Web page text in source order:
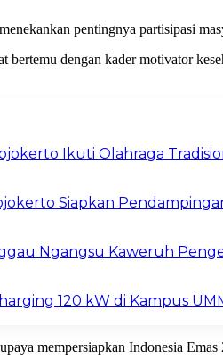
pentingnya partisipasi
dengan kader motivator
Ikuti Olahraga
Siapkan
Ngangsu Kaweruh
120 kW di Kampus
mempersiapkan Indonesia